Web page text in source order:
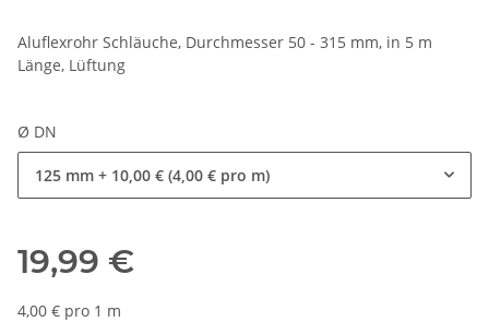
Aluflexrohr Schläuche, Durchmesser 50 - 315 mm, in 5 m
Länge, Lüftung
Ø DN
125 mm + 10,00 € (4,00 € pro m)
19,99 €
4,00 € pro 1 m